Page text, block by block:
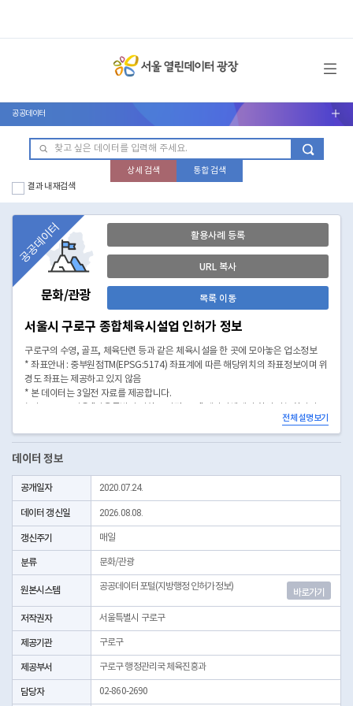
메뉴 열기
공공데이터 서브메뉴 열기
상세 검색
통합 검색
결과 내 재검색
문화/관광
공공데이터 활용사례 등록
URL 복사
목록 이동
서울시 구로구 종합체육시설업 인허가 정보
구로구의 수영, 골프, 체육단련 등과 같은 체육시설을 한 곳에 모아놓은 업소정보
* 좌표안내 : 중부원점TM(EPSG:5174) 좌표계에 따른 해당위치의 좌표정보이며 위
경도 좌표는 제공하고 있지 않음
* 본 데이터는 3일전 자료를 제공합니다.
(https://data.seoul.go.kr/dataList/OA-22872/S/1/datasetView.do)전체 설명보기
데이터 정보
공개일자 2020.07.24.
데이터 갱신일 2026.08.08.
갱신주기 매일
분류 문화/관광
원본시스템 공공데이터포털(지방행정 인허가정보)
바로가기
저작권자 서울특별시 구로구
제공기관 구로구
제공부서 구로구 행정관리국 체육진흥과
담당자 02-860-2690